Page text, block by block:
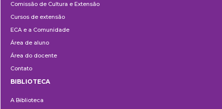
e
Extensão
Comissão de Cultura e Extensão
Cursos de extensão
ECA e a Comunidade
Área de aluno
Área do docente
Contato
BIBLIOTECA
A Biblioteca